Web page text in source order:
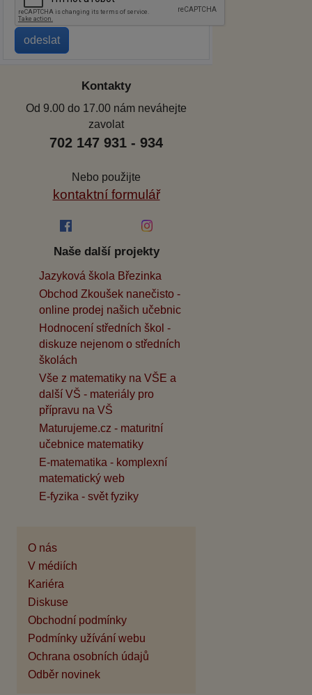
Kontakty
Od 9.00 do 17.00 nám neváhejte
zavolat
702 147 931 - 934
Nebo použijte
kontaktní formulář
Naše další projekty
Jazyková škola Březinka
Obchod Zkoušek nanečisto -
online prodej našich učebnic
Hodnocení středních škol -
diskuze nejenom o středních
školách
Vše z matematiky na VŠE a
další VŠ - materiály pro
přípravu na VŠ
Maturujeme.cz - maturitní
učebnice matematiky
E-matematika - komplexní
matematický web
E-fyzika - svět fyziky
O nás
V médiích
Kariéra
Diskuse
Obchodní podmínky
Podmínky užívání webu
Ochrana osobních údajů
Odběr novinek